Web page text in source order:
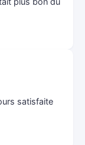
satisfaite